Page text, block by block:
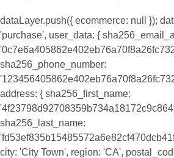
dataLayer.push({ ecommerce: null });
'purchase', user_data: {
sha256_phone_number:
address: { sha256_first_name:
sha256_last_name:
city: 'City Town', region: 'CA',